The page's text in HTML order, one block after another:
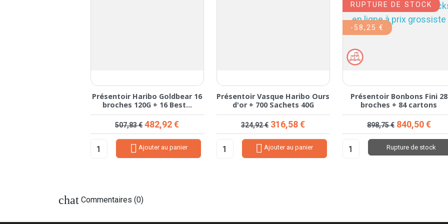
Présentoir Haribo Goldbear 16
broches 120G + 16 Best...
Prix de base
507,83 € Prix
482,92 €
 Ajouter au panier
Présentoir Vasque Haribo Ours
d'or + 700 Sachets 40G
Prix de base
324,92 € Prix
316,58 €
 Ajouter au panier
Présentoir Bonbons Fini 28
broches + 84 cartons
Prix de base
898,75 € Prix
840,50 €
Rupture de stock
RUPTURE DE STOCK
-58,25 €
chat Commentaires (0)